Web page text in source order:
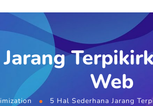
Web
5 Hal Sederhana Jarang